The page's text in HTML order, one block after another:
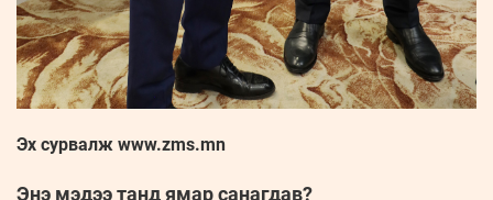
Эх сурвалж www.zms.mn
Энэ мэдээ танд ямар санагдав?